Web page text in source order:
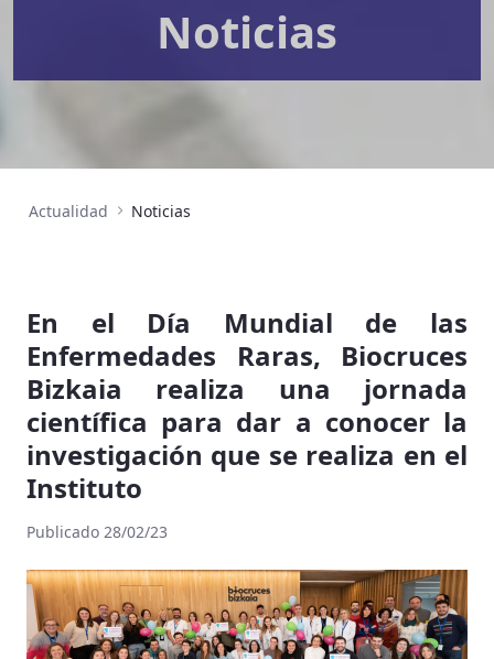
Noticias
Actualidad Noticias
En el Día Mundial de las
Enfermedades Raras, Biocruces
Bizkaia realiza una jornada
científica para dar a conocer la
investigación que se realiza en el
Instituto
Publicado 28/02/23